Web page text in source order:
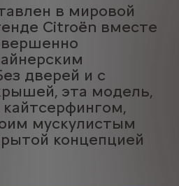
в мировой
Citroën вместе
дверей и с
эта модель,
мускулистым
концепцией